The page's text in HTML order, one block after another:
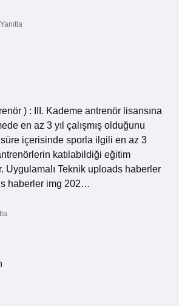
Yanıtla
) : III. Kademe antrenör lisansına
en az 3 yıl çalışmış olduğunu
içerisinde sporla ilgili en az 3
katılabildiği eğitim
Uygulamalı Teknik uploads haberler
haberler img 202…